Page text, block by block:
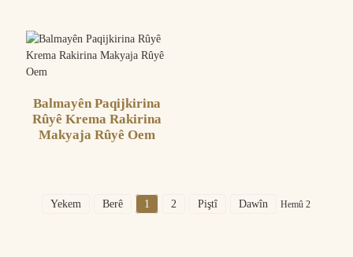
Balmayên Paqijkirina
Rûyê Krema Rakirina
Makyaja Rûyê Oem
Yekem Berê 1 2 Piştî Dawîn Hemû 2